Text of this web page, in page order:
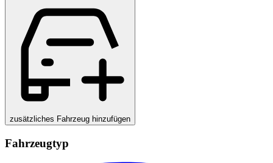
zusätzliches Fahrzeug hinzufügen
Fahrzeugtyp